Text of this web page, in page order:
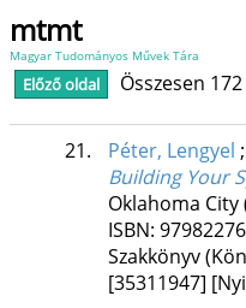
mtmt
Magyar Tudományos Művek Tára
Előző oldal Összesen
21. Péter, Lengyel ;
Building Your
Oklahoma
ISBN:
Szakkönyv
[35311947]